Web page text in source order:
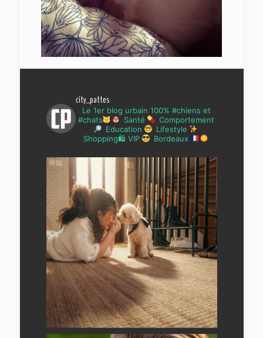
city_pattes
Le 1er blog urbain 100% #chiens et
#chats
Santé
Comportement
Education
Lifestyle
Shopping🛍 VIP
Bordeaux